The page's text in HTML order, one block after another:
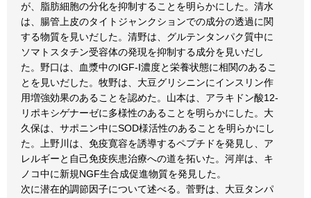
が、脂肪細胞の分化を抑制することを明らかにした。清水
は、腸管上皮のタイトジャンクションでの成分の透過に関
する物質を見いだした。清野は、グルテンタンパク質中に
ソマトスタチン受容体の発現を抑制する成分を見いだし
た。野口は、血漿中のIGF-I濃度と栄養状態に相関のあるこ
とを見いだした。牧野は、大豆グリシニンにインスリン作
用増強効果のあることを認めた。山本は、アラキドン酸12-
リポキシゲナーゼに多様性のあることを明らかにした。大
久保は、サポニン中にSOD様活性のあることを明らかにし
た。上野川は、免疫寛容を誘導するペプチドを発見し、ア
レルギーと自己免疫疾患治療への道を拓いた。河岸は、キ
ノコ中に新規NGF生合成促進物質を発見した。
次に潜在的調節因子について述べる。菅野は、大豆タンパ